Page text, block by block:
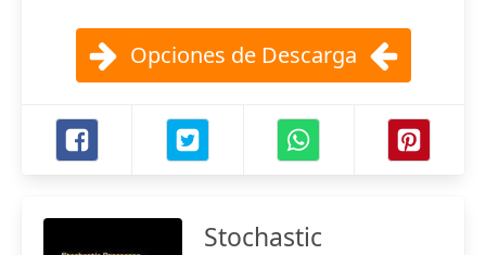
Opciones de Descarga
Stochastic